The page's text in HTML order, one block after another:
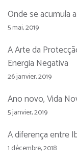
Onde se acumula
5 mai, 2019
A Arte da
Energia Negativa
26 janvier, 2019
Ano novo, Vida
5 janvier, 2019
A diferença entre
1 décembre, 2018